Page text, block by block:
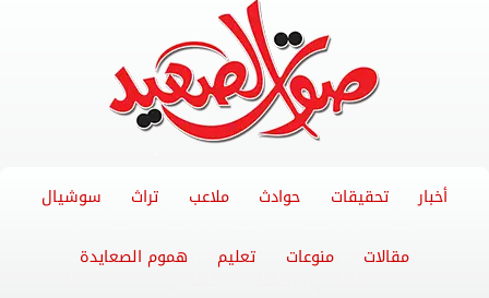
أخبار تحقيقات حوادث ملاعب تراث سوشيال
مقالات منوعات تعليم هموم الصعايدة